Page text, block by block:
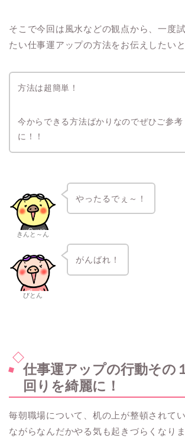
そこで今回は風水などの観点から、一度
たい仕事運アップの方法をお伝えしたいと
方法は超簡単！
今からできる方法ばかりなのでぜひご参考
に！！
きんと～ん
やったるでぇ～！
びとん
がんばれ！
仕事運アップの行動その
回りを綺麗に！
毎朝職場について、机の上が整頓されて
ながらなんだかやる気も起きづらくなりま